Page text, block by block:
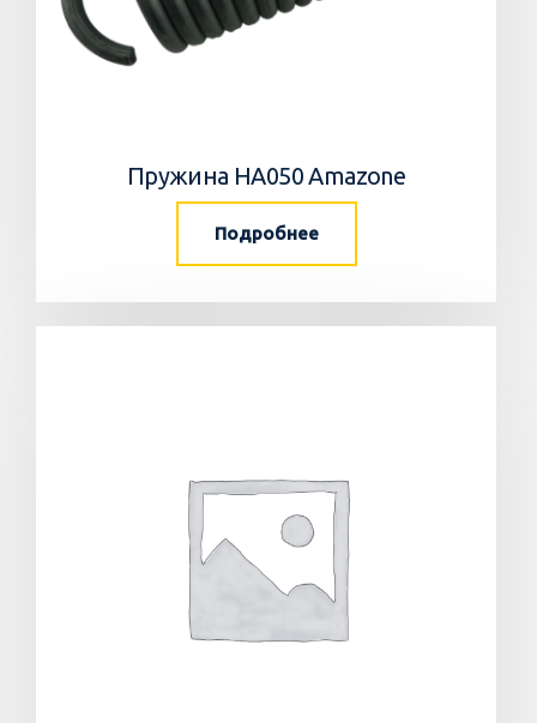
Пружина HA050 Amazone
Подробнее